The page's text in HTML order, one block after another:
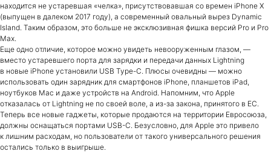
находится не устаревшая «челка», присутствовавшая со времен iPhone X
(выпущен в далеком 2017 году), а современный овальный вырез Dynamic
Island. Таким образом, это больше не эксклюзивная фишка версий Pro и Pro
Max.
Еще одно отличие, которое можно увидеть невооруженным глазом, —
вместо устаревшего порта для зарядки и передачи данных Lightning
в новые iPhone установили USB Type-C. Плюсы очевидны — можно
использовать один зарядник для смартфонов iPhone, планшетов iPad,
ноутбуков Mac и даже устройств на Android. Напомним, что Apple
отказалась от Lightning не по своей воле, а из-за закона, принятого в ЕС.
Теперь все новые гаджеты, которые продаются на территории Евросоюза,
должны оснащаться портами USB-C. Безусловно, для Apple это привело
к лишним расходам, но пользователи от такого универсального решения
остались только в выигрыше.